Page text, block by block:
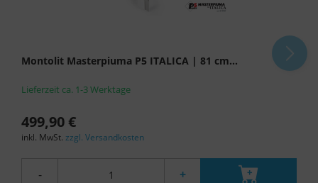
Montolit Masterpiuma P5 ITALICA | 81 cm...
Lieferzeit ca. 1-3 Werktage
499,90 €
inkl. MwSt. zzgl. Versandkosten
- +